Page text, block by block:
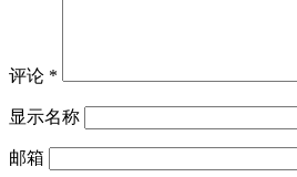
评论 *
显示名称
邮箱